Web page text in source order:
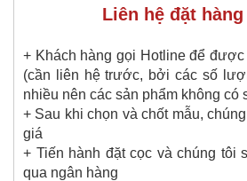
Liên hệ đặt
+ Khách hàng gọi Hotline để
(cần liên hệ trước, bởi các số
nhiều nên các sản phẩm không có
+ Sau khi chọn và chốt mẫu,
giá
+ Tiến hành đặt cọc và chúng tôi
qua ngân hàng